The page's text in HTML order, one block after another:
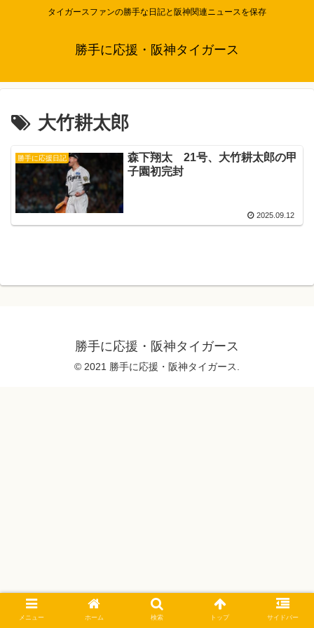
タイガースファンの勝手な日記と阪神関連ニュースを保存
勝手に応援・阪神タイガース
大竹耕太郎
勝手に応援日記
森下翔太 21号、大竹耕太郎の甲
子園初完封
2025.09.12
勝手に応援・阪神タイガース
© 2021 勝手に応援・阪神タイガース.
メニュー ホーム 検索 トップ サイドバー